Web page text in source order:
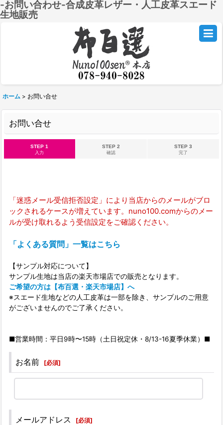
-お問い合わせ-合成皮革レザー・人工皮革スエード
生地販売
ホーム > お問い合せ
お問い合せ
STEP 1
入力
STEP 2
確認
STEP 3
完了
「迷惑メール受信拒否設定」により当店からのメールがブロ
ックされるケースが増えています。nuno100.comからのメー
ルが受け取れるよう受信設定をご確認ください。
「よくある質問」一覧はこちら
【サンプル対応について】
サンプル生地は当店の楽天市場店での販売となります。
ご希望の方は【布百選・楽天市場店】へ
※スエード生地などの人工皮革は一部を除き、サンプルのご用意
がございませんのでご了承ください。
■営業時間：平日9時〜15時（土日祝定休・8/13-16夏季休業）■
お名前 [必須]
メールアドレス [必須]